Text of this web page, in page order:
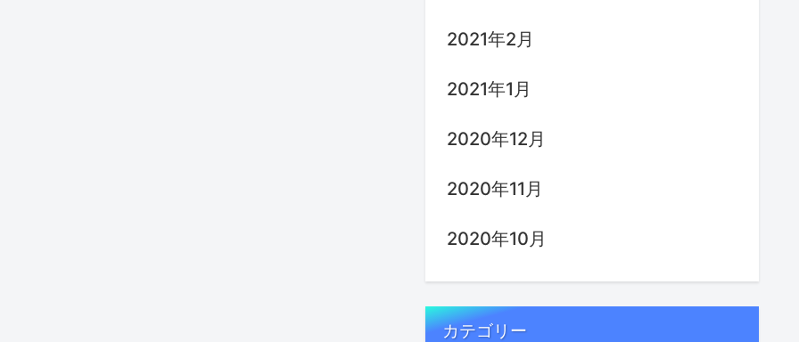
2021年2月
2021年1月
2020年12月
2020年11月
2020年10月
カテゴリー